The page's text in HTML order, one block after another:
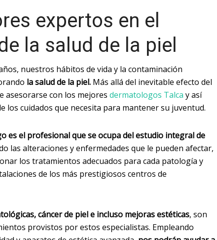
expertos en el
la salud de la piel
nuestros hábitos de vida y la contaminación
la salud de la piel. Más allá del inevitable efecto del
asesorarse con los mejores dermatologos Talca y así
los cuidados que necesita para mantener su juventud.
es el profesional que se ocupa del estudio integral de
las alteraciones y enfermedades que le pueden afectar,
los tratamientos adecuados para cada patología y
de los más prestigiosos centros de
cáncer de piel e incluso mejoras estéticas, son
provistos por estos especialistas. Empleando